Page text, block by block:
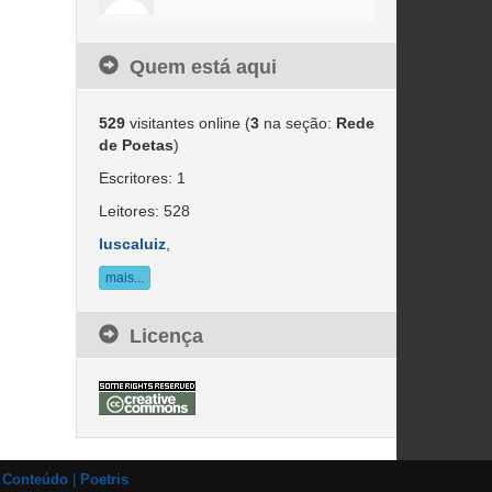
Quem está aqui
529visitantes online (3na seção: Rede
de Poetas)
Escritores: 1
Leitores: 528
luscaluiz,
mais...
Licença
| Poetris